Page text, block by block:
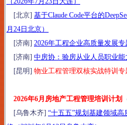
[北京] 基于Claude Code平台的
月24日北京）
[济南] 2026年工程企业高质量发展
[济南] 中房协：验房从业人员职业能
[昆明] 物业工程管理双核实战特训
2026年6月房地产工程管理培训计划
[乌鲁木齐] “十五五”规划基建领域